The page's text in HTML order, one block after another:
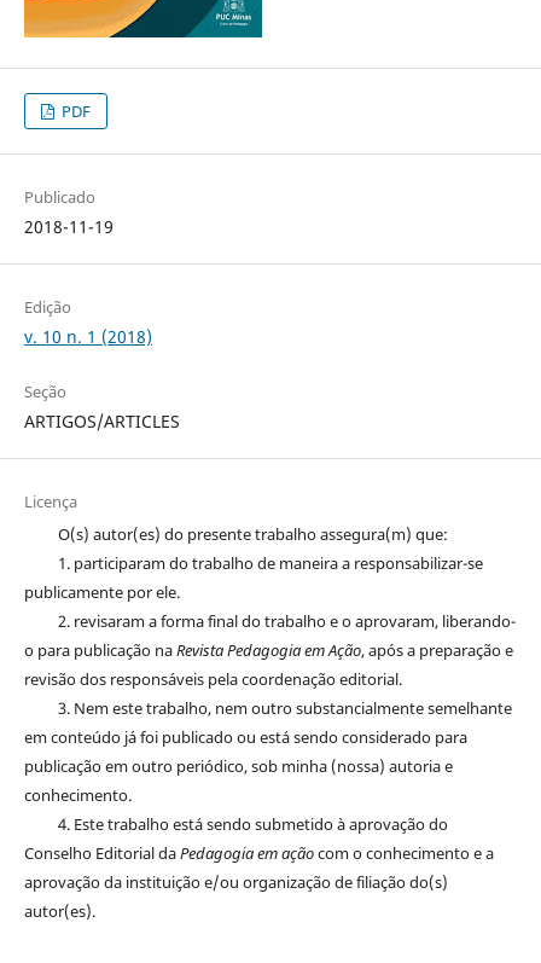
PDF
Publicado
2018-11-19
Edição
v. 10 n. 1 (2018)
Seção
ARTIGOS/ARTICLES
Licença
O(s) autor(es) do presente trabalho assegura(m) que:
1. participaram do trabalho de maneira a responsabilizar-se
publicamente por ele.
2. revisaram a forma final do trabalho e o aprovaram, liberando-
o para publicação naRevista Pedagogia em Ação, após a preparação e
revisão dos responsáveis pela coordenação editorial.
3. Nem este trabalho, nem outro substancialmente semelhante
em conteúdo já foi publicado ou está sendo considerado para
publicação em outro periódico, sob minha (nossa) autoria e
conhecimento.
4. Este trabalho está sendo submetido à aprovação do
Conselho Editorial daPedagogia em açãocom o conhecimento e a
aprovação da instituição e/ou organização de filiação do(s)
autor(es).